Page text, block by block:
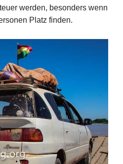
werden, besonders wenn
Platz finden.